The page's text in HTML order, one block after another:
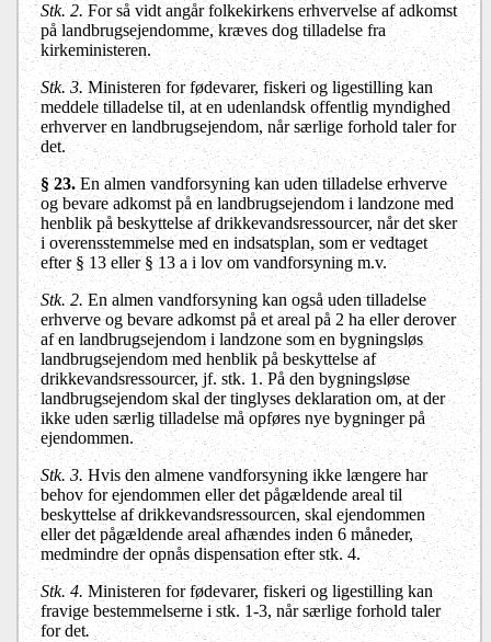
Stk. 2. For så vidt angår folkekirkens erhvervelse af adkomst
på landbrugsejendomme, kræves dog tilladelse fra
kirkeministeren.
Stk. 3. Ministeren for fødevarer, fiskeri og ligestilling kan
meddele tilladelse til, at en udenlandsk offentlig myndighed
erhverver en landbrugsejendom, når særlige forhold taler for
det.
§ 23. En almen vandforsyningkan uden tilladelse erhverve
og bevare adkomst på en landbrugsejendom i landzone med
henblik på beskyttelse af drikkevandsressourcer, når det sker
i overensstemmelse med en indsatsplan, som er vedtaget
efter § 13 eller § 13 a i lov om vandforsyning m.v.
Stk. 2. En almen vandforsyning kan også uden tilladelse
erhverve og bevare adkomst på et areal på 2 ha eller derover
af en landbrugsejendom i landzone som en bygningsløs
landbrugsejendom med henblik på beskyttelse af
drikkevandsressourcer, jf. stk. 1. På den bygningsløse
landbrugsejendom skal der tinglyses deklaration om, at der
ikke uden særlig tilladelse må opføres nye bygninger på
ejendommen.
Stk. 3. Hvisden almene vandforsyningikke længere har
behov for ejendommen eller det pågældende areal til
beskyttelse af drikkevandsressourcen, skal ejendommen
eller det pågældende areal afhændes inden 6 måneder,
medmindre der opnås dispensation efter stk. 4.
Stk. 4. Ministeren for fødevarer, fiskeri og ligestilling kan
fravige bestemmelserne i stk. 1-3, når særlige forhold taler
for det.